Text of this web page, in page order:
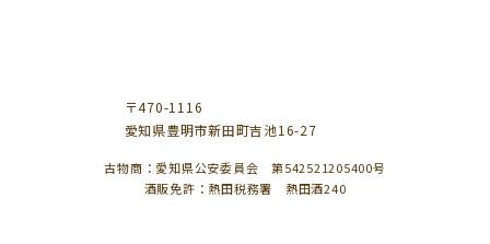
〒470-1116
愛知県豊明市新田町吉池16-27
古物商：愛知県公安委員会 第542521205400号
酒販免許：熱田税務署 熱田酒240